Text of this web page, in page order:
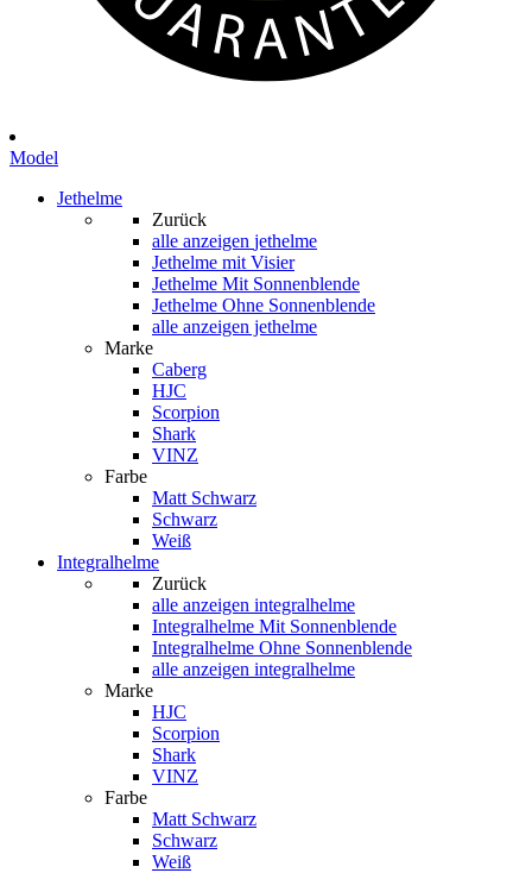
Model
Jethelme
Zurück
alle anzeigen jethelme
Jethelme mit Visier
Jethelme Mit Sonnenblende
Jethelme Ohne Sonnenblende
alle anzeigen jethelme
Marke
Caberg
HJC
Scorpion
Shark
VINZ
Farbe
Matt Schwarz
Schwarz
Weiß
Integralhelme
Zurück
alle anzeigen integralhelme
Integralhelme Mit Sonnenblende
Integralhelme Ohne Sonnenblende
alle anzeigen integralhelme
Marke
HJC
Scorpion
Shark
VINZ
Farbe
Matt Schwarz
Schwarz
Weiß